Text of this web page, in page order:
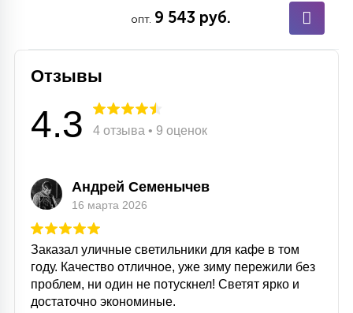
опт. 9 543 руб.
Отзывы
4.3 4 отзыва • 9 оценок
Андрей Семенычев
16 марта 2026
Заказал уличные светильники для кафе в том
году. Качество отличное, уже зиму пережили без
проблем, ни один не потускнел! Светят ярко и
достаточно экономиные.